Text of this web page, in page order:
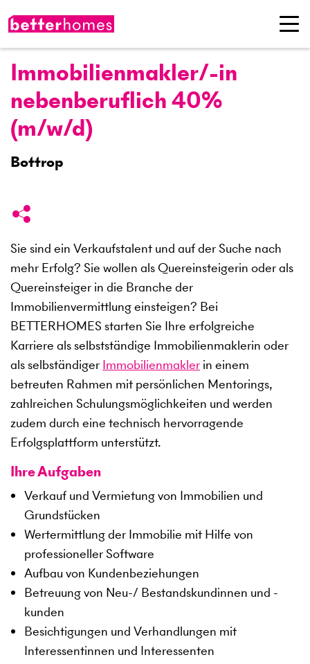
Immobilienmakler/-in
nebenberuflich 40%
(m/w/d)
Bottrop
Sie sind ein Verkaufstalent und auf der Suche nach
mehr Erfolg? Sie wollen als Quereinsteigerin oder als
Quereinsteiger in die Branche der
Immobilienvermittlung einsteigen? Bei
BETTERHOMES starten Sie Ihre erfolgreiche
Karriere als selbstständige Immobilienmaklerin oder
als selbständiger Immobilienmakler in einem
betreuten Rahmen mit persönlichen Mentorings,
zahlreichen Schulungsmöglichkeiten und werden
zudem durch eine technisch hervorragende
Erfolgsplattform unterstützt.
Ihre Aufgaben
Verkauf und Vermietung von Immobilien und
Grundstücken
Wertermittlung der Immobilie mit Hilfe von
professioneller Software
Aufbau von Kundenbeziehungen
Betreuung von Neu-/ Bestandskundinnen und -
kunden
Besichtigungen und Verhandlungen mit
Interessentinnen und Interessenten